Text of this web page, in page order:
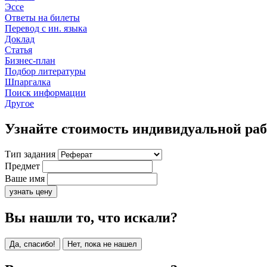
Эссе
Ответы на билеты
Перевод с ин. языка
Доклад
Статья
Бизнес-план
Подбор литературы
Шпаргалка
Поиск информации
Другое
Узнайте стоимость индивидуальной
Тип задания
Предмет
Ваше имя
узнать цену
Вы нашли то, что искали?
Да, спасибо! Нет, пока не нашел